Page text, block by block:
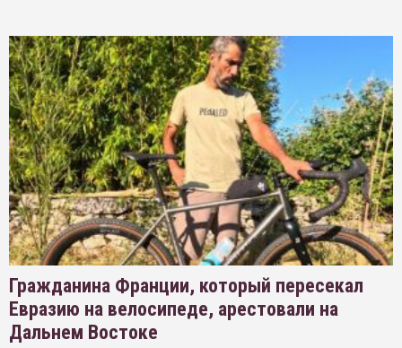
Гражданина Франции, который пересекал
Евразию на велосипеде, арестовали на
Дальнем Востоке